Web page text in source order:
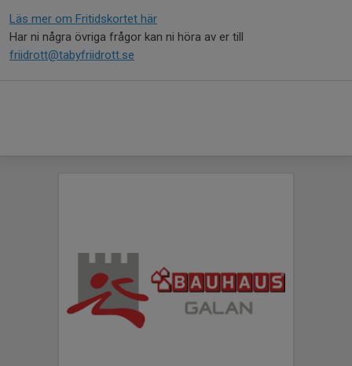
Läs mer om Fritidskortet här
Har ni några övriga frågor kan ni höra av er till
friidrott@tabyfriidrott.se